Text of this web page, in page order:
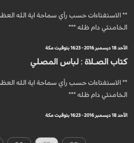
** الاستفتاءات حسب رأي سماحة اية الله
الخامنئي دام ظله ***
الأحد 18 ديسمبر 2016 - 16:23 بتوقيت مكة
كتاب الصـلاة : لباس المصلي
** الاستفتاءات حسب رأي سماحة اية الله
الخامنئي دام ظله ***
الأحد 18 ديسمبر 2016 - 16:23 بتوقيت مكة